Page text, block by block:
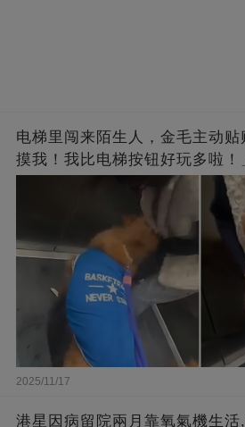
电梯里闯来陌生人，金毛主动
摸我！我比电梯按钮好玩多啦！
2025/11/17
港星因病留院兩月靠氧氣機生